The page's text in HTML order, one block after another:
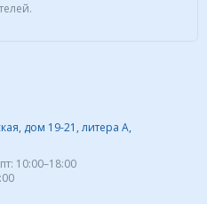
дом 19-21, литера А,
10:00–18:00